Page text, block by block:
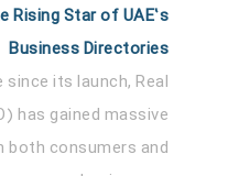
Rising Star of UAE’s
Business Directories
its launch, Real
has gained massive
consumers and